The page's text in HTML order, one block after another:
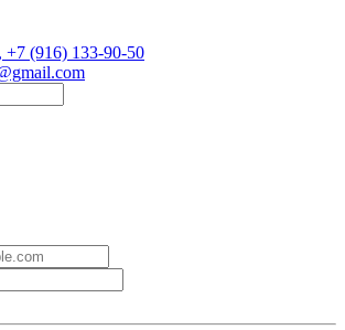
+7 (916) 133-90-50